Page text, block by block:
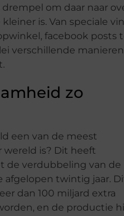
om daar naar
is. Van speciale
facebook posts
verschillende
zo
een van de meest
is? Dit heeft
de verdubbeling van de
afgelopen twintig jaar.
dan 100 miljard extra
en de productie